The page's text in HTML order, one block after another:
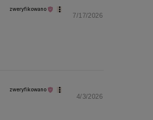
zweryfikowano
7/17/2026
zweryfikowano
4/3/2026